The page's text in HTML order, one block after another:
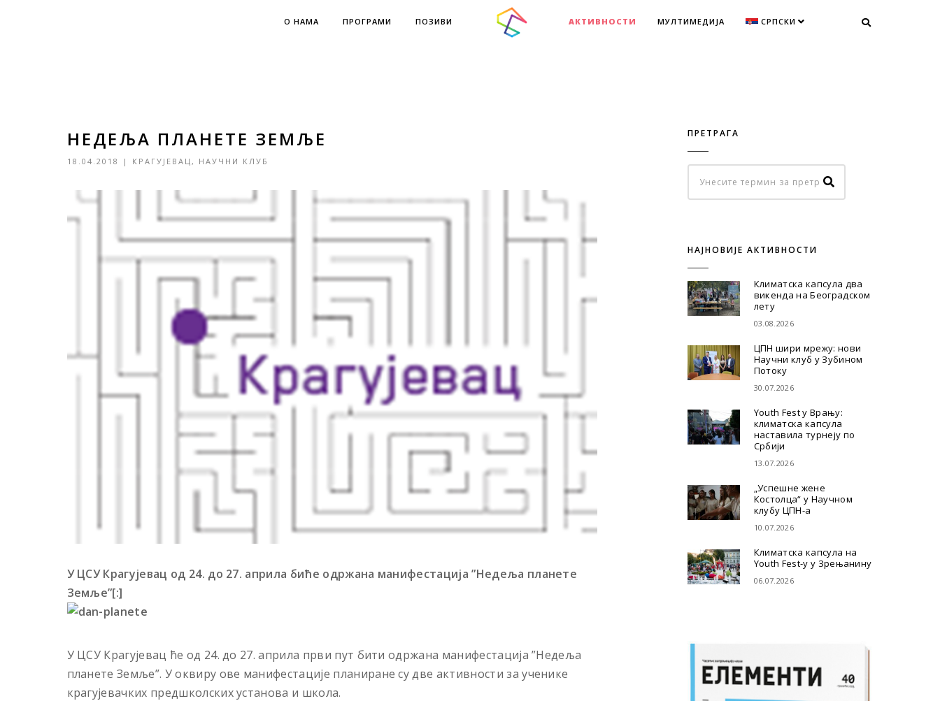
О НАМА ПРОГРАМИ ПОЗИВИ АКТИВНОСТИ МУЛТИМЕДИЈА СРПСКИ
НЕДЕЉА ПЛАНЕТЕ ЗЕМЉЕ
18.04.2018 | КРАГУЈЕВАЦ, НАУЧНИ КЛУБ
У ЦСУ Крагујевац од 24. до 27. априла биће одржана манифестација ”Недеља планете
Земље”[:]
У ЦСУ Крагујевац ће од 24. до 27. априла први пут бити одржана манифестација ”Недеља
планете Земље”. У оквиру ове манифестације планиране су две активности за ученике
крагујевачких предшколских установа и школа.
ПРЕТРАГА
НАЈНОВИЈЕ АКТИВНОСТИ
Климатска капсула два
викенда на Београдском
лету
03.08.2026
ЦПН шири мрежу: нови
Научни клуб у Зубином
Потоку
30.07.2026
Youth Fest у Врању:
климатска капсула
наставила турнеју по
Србији
13.07.2026
„Успешне жене
Костолца“ у Научном
клубу ЦПН-а
10.07.2026
Климатска капсула на
Youth Fest-у у Зрењанину
06.07.2026